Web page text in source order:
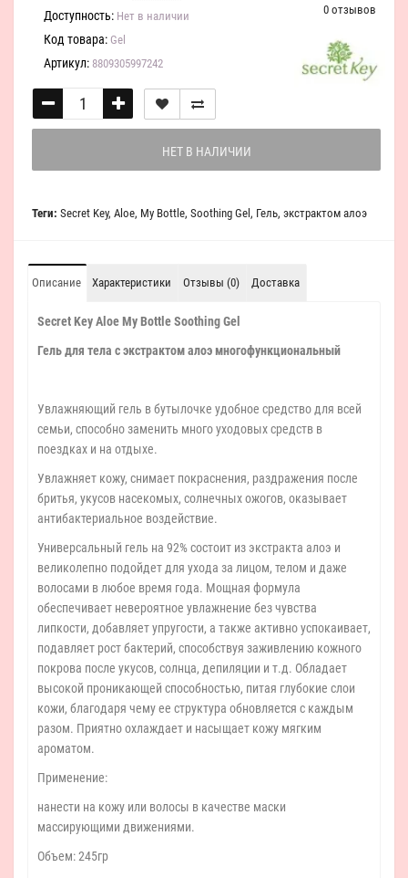
0 отзывов
Доступность: Нет в наличии
Код товара: Gel
Артикул: 8809305997242
НЕТ В НАЛИЧИИ
Теги: Secret Key, Aloe, My Bottle, Soothing Gel , Гель, экстрактом алоэ
Описание Характеристики Отзывы (0) Доставка
Secret Key Aloe My Bottle Soothing Gel
Гель для тела с экстрактом алоэ многофункциональный
Увлажняющий гель в бутылочке удобное средство для всей
семьи, способно заменить много уходовых средств в
поездках и на отдыхе.
Увлажняет кожу, снимает покраснения, раздражения после
бритья, укусов насекомых, солнечных ожогов, оказывает
антибактериальное воздействие.
Универсальный гель на 92% состоит из экстракта алоэ и
великолепно подойдет для ухода за лицом, телом и даже
волосами в любое время года. Мощная формула
обеспечивает невероятное увлажнение без чувства
липкости, добавляет упругости, а также активно успокаивает,
подавляет рост бактерий, способствуя заживлению кожного
покрова после укусов, солнца, депиляции и т.д. Обладает
высокой проникающей способностью, питая глубокие слои
кожи, благодаря чему ее структура обновляется с каждым
разом. Приятно охлаждает и насыщает кожу мягким
ароматом.
Применение:
нанести на кожу или волосы в качестве маски
массирующими движениями.
Объем: 245гр